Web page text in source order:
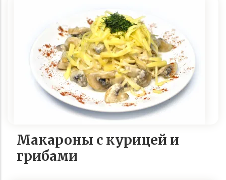
Макароны с курицей и
грибами